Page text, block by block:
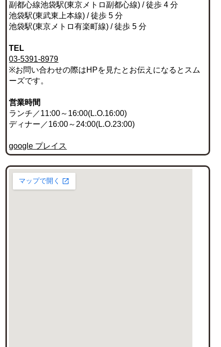
副都心線池袋駅(東京メトロ副都心線) / 徒歩 4 分
池袋駅(東武東上本線) / 徒歩 5 分
池袋駅(東京メトロ有楽町線) / 徒歩 5 分
TEL
03-5391-8979
※お問い合わせの際はHPを見たとお伝えになるとスム
ーズです。
営業時間
ランチ／11:00～16:00(L.O.16:00)
ディナー／16:00～24:00(L.O.23:00)
google プレイス